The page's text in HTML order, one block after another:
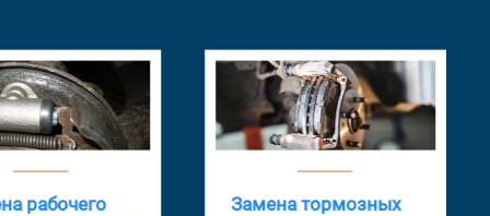
рабочего
Замена тормозных